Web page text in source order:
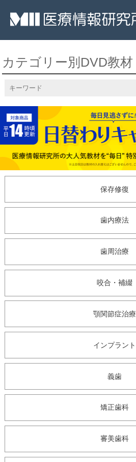
カテゴリー別DVD教材
保存修復
歯内療法
歯周治療
咬合・補綴
顎関節症治療
インプラント
義歯
矯正歯科
審美歯科
▼
▼
▼